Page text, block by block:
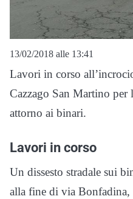
13/02/2018 alle 13:41
Lavori in corso
Cazzago San Martino per
attorno ai binari.
Lavori in corso
Un dissesto stradale sui
alla fine di via Bonfadina,